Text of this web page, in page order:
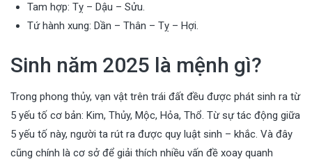
Tam hợp: Tỵ – Dậu – Sửu.
Tứ hành xung: Dần – Thân – Tỵ – Hợi.
Sinh năm 2025 là mệnh gì?
Trong phong thủy, vạn vật trên trái đất đều được phát sinh ra từ
5 yếu tố cơ bản: Kim, Thủy, Mộc, Hỏa, Thổ. Từ sự tác động giữa
5 yếu tố này, người ta rút ra được quy luật sinh – khắc. Và đây
cũng chính là cơ sở để giải thích nhiều vấn đề xoay quanh